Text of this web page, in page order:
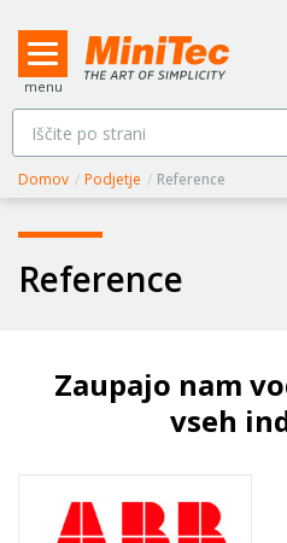
menu
Domov / Podjetje / Reference
Reference
Zaupajo nam
vseh